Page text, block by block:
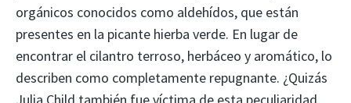
orgánicos conocidos como aldehídos, que están
presentes en la picante hierba verde. En lugar de
encontrar el cilantro terroso, herbáceo y aromático, lo
describen como completamente repugnante. ¿Quizás
Julia Child también fue víctima de esta peculiaridad